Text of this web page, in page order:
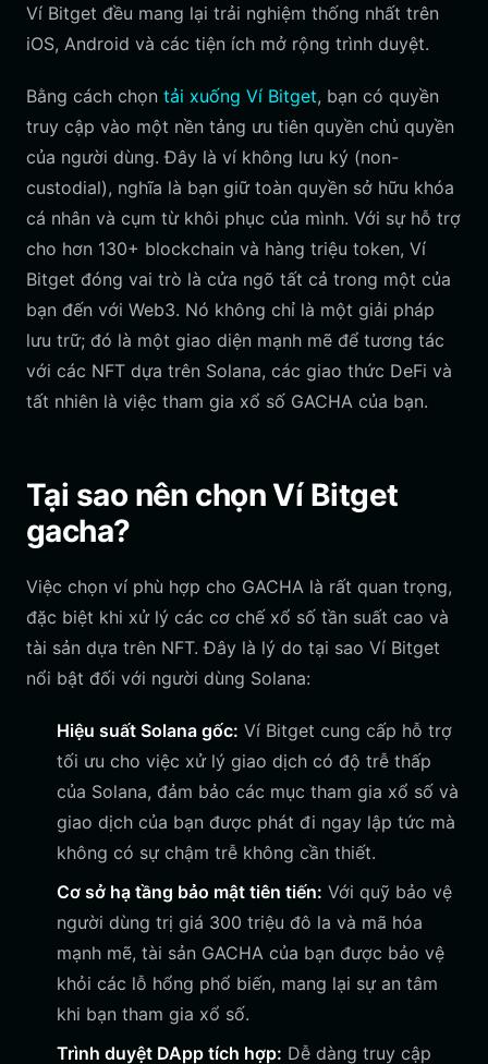
Ví Bitget đều mang lại trải nghiệm thống nhất trên
iOS, Android và các tiện ích mở rộng trình duyệt.
Bằng cách chọn tải xuống Ví Bitget, bạn có quyền
truy cập vào một nền tảng ưu tiên quyền chủ quyền
của người dùng. Đây là ví không lưu ký (non-
custodial), nghĩa là bạn giữ toàn quyền sở hữu khóa
cá nhân và cụm từ khôi phục của mình. Với sự hỗ trợ
cho hơn 130+ blockchain và hàng triệu token, Ví
Bitget đóng vai trò là cửa ngõ tất cả trong một của
bạn đến với Web3. Nó không chỉ là một giải pháp
lưu trữ; đó là một giao diện mạnh mẽ để tương tác
với các NFT dựa trên Solana, các giao thức DeFi và
tất nhiên là việc tham gia xổ số GACHA của bạn.
Tại sao nên chọn Ví Bitget
gacha?
Việc chọn ví phù hợp cho GACHA là rất quan trọng,
đặc biệt khi xử lý các cơ chế xổ số tần suất cao và
tài sản dựa trên NFT. Đây là lý do tại sao Ví Bitget
nổi bật đối với người dùng Solana:
Hiệu suất Solana gốc: Ví Bitget cung cấp hỗ trợ
tối ưu cho việc xử lý giao dịch có độ trễ thấp
của Solana, đảm bảo các mục tham gia xổ số và
giao dịch của bạn được phát đi ngay lập tức mà
không có sự chậm trễ không cần thiết.
Cơ sở hạ tầng bảo mật tiên tiến: Với quỹ bảo vệ
người dùng trị giá 300 triệu đô la và mã hóa
mạnh mẽ, tài sản GACHA của bạn được bảo vệ
khỏi các lỗ hổng phổ biến, mang lại sự an tâm
khi bạn tham gia xổ số.
Trình duyệt DApp tích hợp: Dễ dàng truy cập